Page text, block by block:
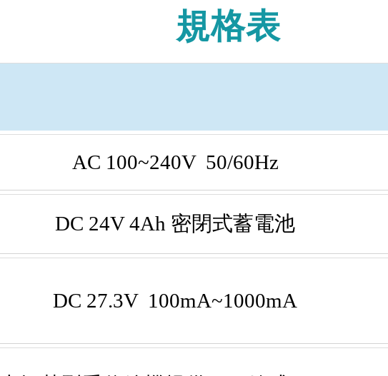
規格表
AC 100~240V 50/60Hz
DC 24V 4Ah 密閉式蓄電池
DC 27.3V 100mA~1000mA